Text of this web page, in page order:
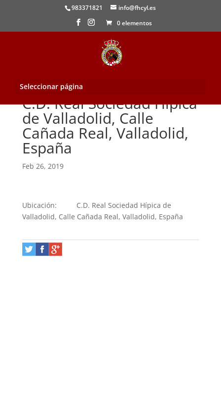
983371821
info@fhcyl.es
0 elementos
Seleccionar página
C.D. Real Sociedad Hípica
de Valladolid, Calle
Cañada Real, Valladolid,
España
Feb 26, 2019
Ubicación:
C.D. Real Sociedad Hípica de
Valladolid, Calle Cañada Real, Valladolid, España